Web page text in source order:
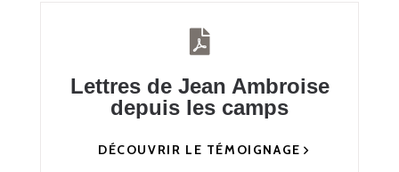
Lettres de Jean Ambroise
depuis les camps
DÉCOUVRIR LE TÉMOIGNAGE